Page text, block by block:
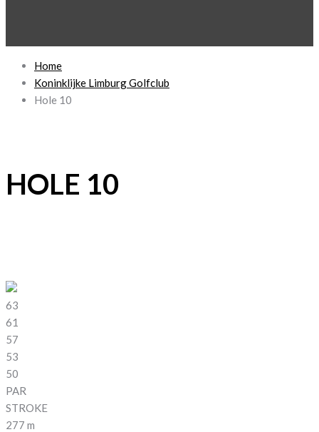
Home
Koninklijke Limburg Golfclub
Hole 10
HOLE 10
63
61
57
53
50
PAR
STROKE
277 m